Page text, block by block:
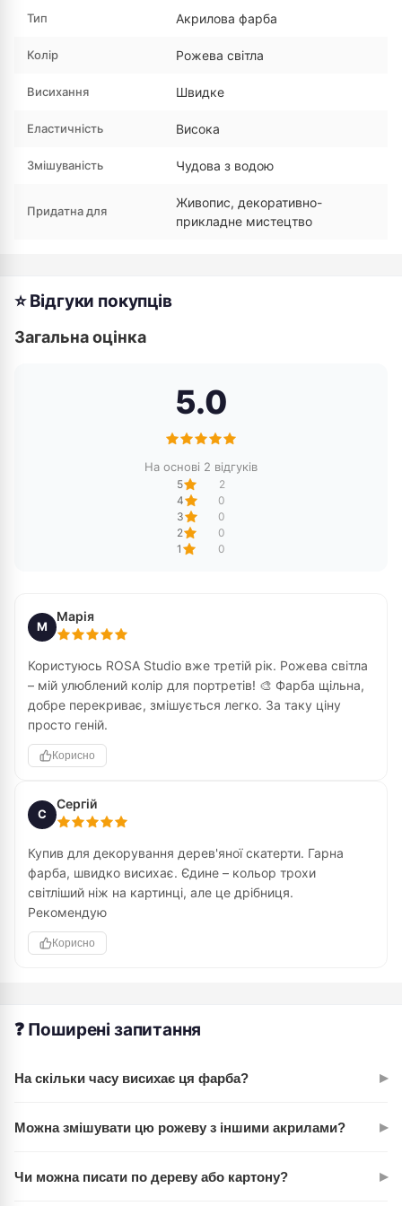
Тип Акрилова фарба
Колір Рожева світла
Висихання Швидке
Еластичність Висока
Змішуваність Чудова з водою
Придатна для
Живопис, декоративно-
прикладне мистецтво
⭐ Відгуки покупців
Загальна оцінка
5.0
На основі 2 відгуків
5
2
4
0
3
0
2
0
1
0
М
Марія
Користуюсь ROSA Studio вже третій рік. Рожева світла
– мій улюблений колір для портретів! 🎨 Фарба щільна,
добре перекриває, змішується легко. За таку ціну
просто геній.
Корисно
С
Сергій
Купив для декорування дерев'яної скатерти. Гарна
фарба, швидко висихає. Єдине – кольор трохи
світліший ніж на картинці, але це дрібниця.
Рекомендую
Корисно
❓ Поширені запитання
На скільки часу висихає ця фарба? ▸
та вологості повітря, зазвичай за 15-30 хвилин. Це
Можна змішувати цю рожеву з іншими акрилами? ▸
між собою. Світла рожева легко створює нові відтінки –
Чи можна писати по дереву або картону? ▸